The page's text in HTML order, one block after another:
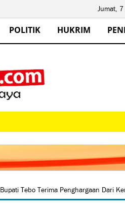
Jumat,
POLITIK HUKRIM
Bupati Tebo Terima Penghargaan Dari